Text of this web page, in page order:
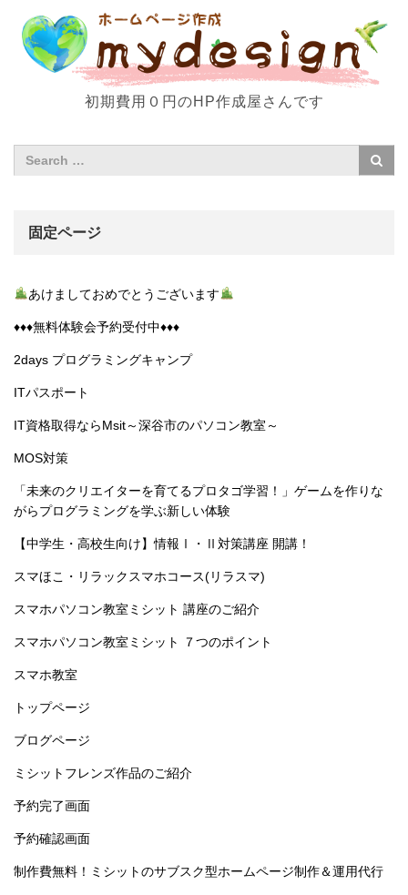
初期費用０円のHP作成屋さんです
固定ページ
あけましておめでとうございます
♦︎♦︎♦︎無料体験会予約受付中♦︎♦︎♦︎
2days プログラミングキャンプ
ITパスポート
IT資格取得ならMsit～深谷市のパソコン教室～
MOS対策
「未来のクリエイターを育てるプロタゴ学習！」ゲームを作りな
がらプログラミングを学ぶ新しい体験
【中学生・高校生向け】情報Ⅰ・Ⅱ対策講座 開講！
スマほこ・リラックスマホコース(リラスマ)
スマホパソコン教室ミシット 講座のご紹介
スマホパソコン教室ミシット ７つのポイント
スマホ教室
トップページ
ブログページ
ミシットフレンズ作品のご紹介
予約完了画面
予約確認画面
制作費無料！ミシットのサブスク型ホームページ制作＆運用代行